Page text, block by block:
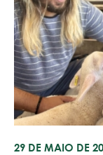
29 DE MAIO DE